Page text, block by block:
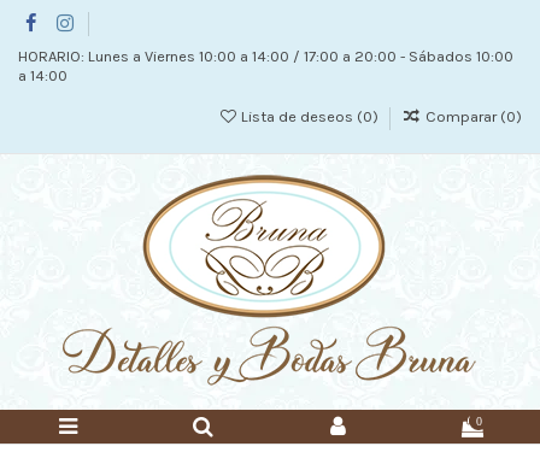
HORARIO: Lunes a Viernes 10:00 a 14:00 / 17:00 a 20:00 - Sábados 10:00
a 14:00
Lista de deseos (0) Comparar (0)
0